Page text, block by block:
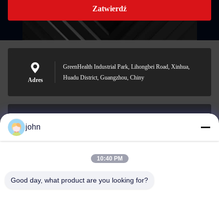
Zatwierdź
Adres
GreenHealth Industrial Park, Lihongbei Road, Xinhua,
Huadu District, Guangzhou, Chiny
0086-153-7406-6785
john
10:40 PM
Good day, what product are you looking for?